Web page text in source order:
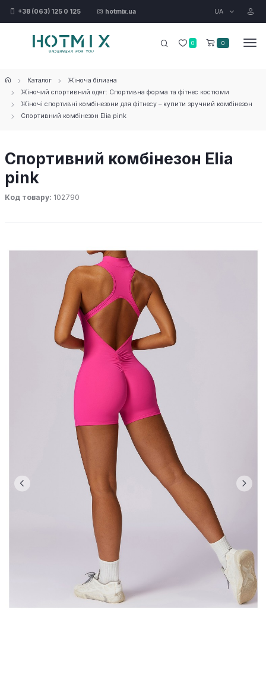
+38 (063) 125 0 125 hotmix.ua UA
0 0
Каталог
Жіноча білизна
Жіночий спортивний одяг: Спортивна форма та фітнес костюми
Жіночі спортивні комбінезони для фітнесу – купити зручний комбінезон
Спортивний комбінезон Elia pink
Спортивний комбінезон Elia
pink
Код товару: 102790